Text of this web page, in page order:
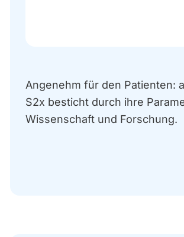
Angenehm für den Patienten:
S2x besticht durch ihre
Wissenschaft und Forschung.